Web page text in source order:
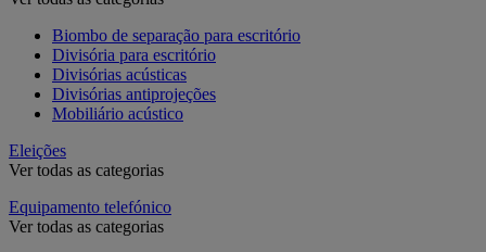
Biombo de separação para escritório
Divisória para escritório
Divisórias acústicas
Divisórias antiprojeções
Mobiliário acústico
Eleições
Ver todas as categorias
Equipamento telefónico
Ver todas as categorias